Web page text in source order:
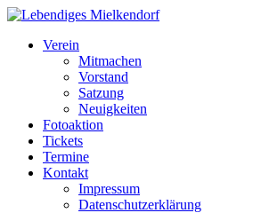
Verein
Mitmachen
Vorstand
Satzung
Neuigkeiten
Fotoaktion
Tickets
Termine
Kontakt
Impressum
Datenschutzerklärung